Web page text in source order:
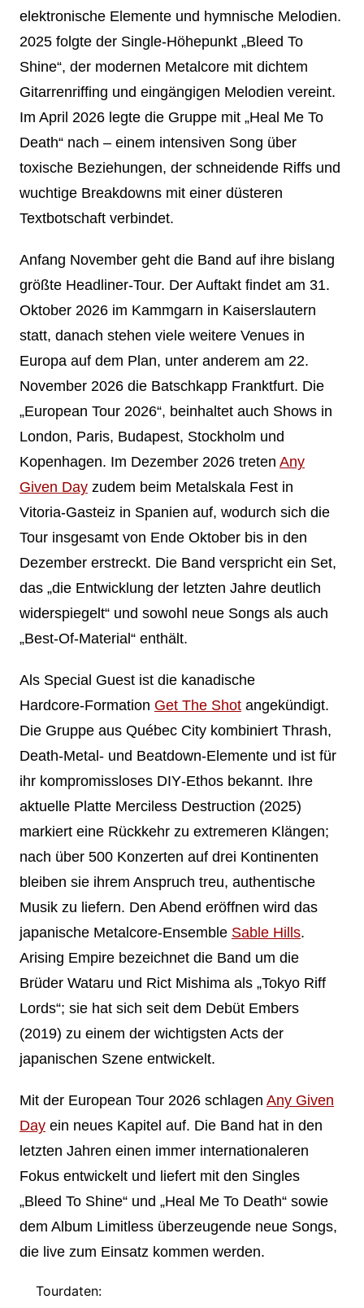
elektronische Elemente und hymnische Melodien.
2025 folgte der Single‑Höhepunkt „Bleed To
Shine“, der modernen Metalcore mit dichtem
Gitarrenriffing und eingängigen Melodien vereint.
Im April 2026 legte die Gruppe mit „Heal Me To
Death“ nach – einem intensiven Song über
toxische Beziehungen, der schneidende Riffs und
wuchtige Breakdowns mit einer düsteren
Textbotschaft verbindet.
Anfang November geht die Band auf ihre bislang
größte Headliner‑Tour. Der Auftakt findet am 31.
Oktober 2026 im Kammgarn in Kaiserslautern
statt, danach stehen viele weitere Venues in
Europa auf dem Plan, unter anderem am 22.
November 2026 die Batschkapp Franktfurt. Die
„European Tour 2026“, beinhaltet auch Shows in
London, Paris, Budapest, Stockholm und
Kopenhagen. Im Dezember 2026 treten Any
Given Dayzudem beim Metalskala Fest in
Vitoria‑Gasteiz in Spanien auf, wodurch sich die
Tour insgesamt von Ende Oktober bis in den
Dezember erstreckt. Die Band verspricht ein Set,
das „die Entwicklung der letzten Jahre deutlich
widerspiegelt“ und sowohl neue Songs als auch
„Best‑Of‑Material“ enthält.
Als Special Guest ist die kanadische
Hardcore‑Formation Get The Shotangekündigt.
Die Gruppe aus Québec City kombiniert Thrash,
Death‑Metal‑ und Beatdown‑Elemente und ist für
ihr kompromissloses DIY‑Ethos bekannt. Ihre
aktuelle Platte Merciless Destruction (2025)
markiert eine Rückkehr zu extremeren Klängen;
nach über 500 Konzerten auf drei Kontinenten
bleiben sie ihrem Anspruch treu, authentische
Musik zu liefern. Den Abend eröffnen wird das
japanische Metalcore‑Ensemble Sable Hills.
Arising Empire bezeichnet die Band um die
Brüder Wataru und Rict Mishima als „Tokyo Riff
Lords“; sie hat sich seit dem Debüt Embers
(2019) zu einem der wichtigsten Acts der
japanischen Szene entwickelt.
Mit der European Tour 2026 schlagen Any Given
Dayein neues Kapitel auf. Die Band hat in den
letzten Jahren einen immer internationaleren
Fokus entwickelt und liefert mit den Singles
„Bleed To Shine“ und „Heal Me To Death“ sowie
dem Album Limitless überzeugende neue Songs,
die live zum Einsatz kommen werden.
Tourdaten: